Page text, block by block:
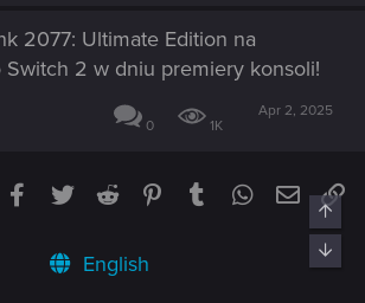
2077: Ultimate Edition na
Switch 2 w dniu premiery konsoli!
0 1K
Apr 2, 2025
Facebook
TwitterReddit PinterestTumblrWhatsApp
Email
English
Top